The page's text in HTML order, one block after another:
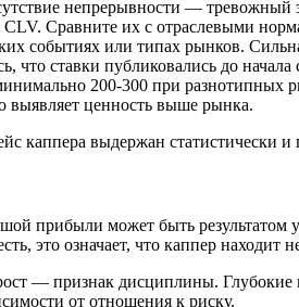
непрерывности — тревожный
Сравните их с отраслевыми
событиях или типах рынков.
что ставки публиковались до
200-300 при разнотипных
выявляет ценность выше рынка.
каппера выдержан статистически и
прибыли может быть результатом
это означает, что каппер находит
— признак дисциплины. Глубокие
от отношения к риску.